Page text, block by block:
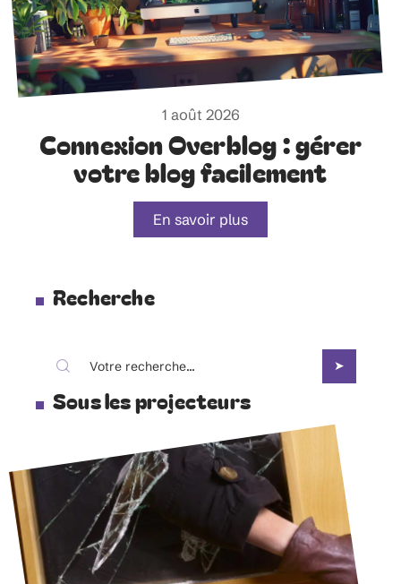
1 août 2026
Connexion Overblog : gérer
votre blog facilement
En savoir plus
Recherche
Sous les projecteurs